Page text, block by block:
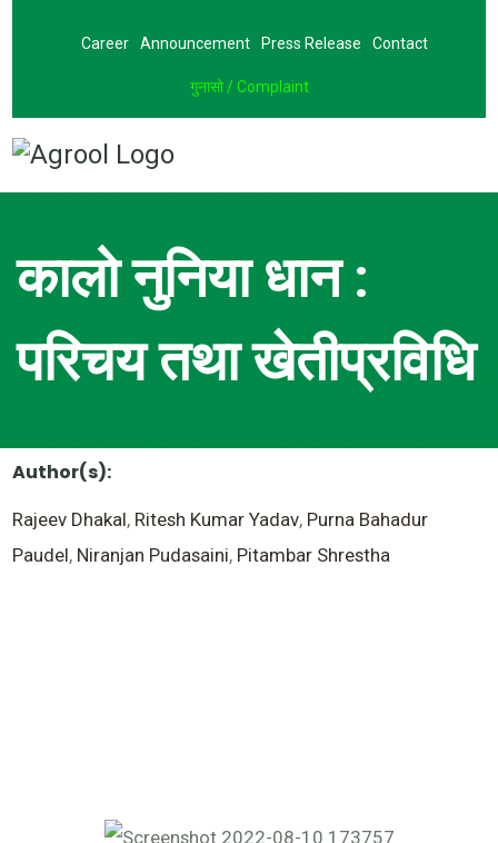
Career Announcement Press Release Contact
गुनासो / Complaint
कालो नुनिया धान :
परिचय तथा खेतीप्रविधि
Author(s):
Rajeev Dhakal, Ritesh Kumar Yadav, Purna Bahadur
Paudel, Niranjan Pudasaini, Pitambar Shrestha